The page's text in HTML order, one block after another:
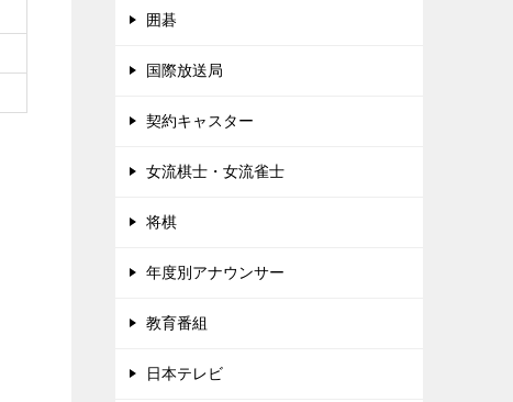
囲碁
国際放送局
契約キャスター
女流棋士・女流雀士
将棋
年度別アナウンサー
教育番組
日本テレビ